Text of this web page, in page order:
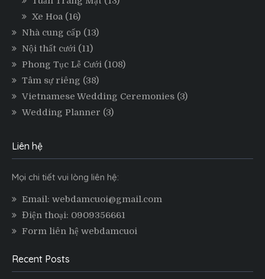
Xe Hoa (16)
Nhà cung cấp (13)
Nội thất cưới (11)
Phong Tục Lễ Cưới (108)
Tâm sự riêng (38)
Vietnamese Wedding Ceremonies (3)
Wedding Planner (3)
Liên hệ
Mọi chi tiết vui lòng liên hệ:
Email: webdamcuoi@gmail.com
Điện thoại: 0909356661
Form liên hệ webdamcuoi
Recent Posts